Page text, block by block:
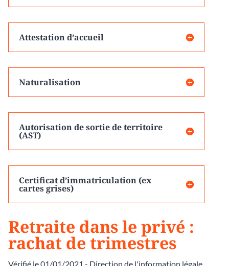
Attestation d’accueil
Naturalisation
Autorisation de sortie de territoire
(AST)
Certificat d’immatriculation (ex
cartes grises)
Retraite dans le privé :
rachat de trimestres
Vérifié le 01/01/2021 - Direction de l'information légale